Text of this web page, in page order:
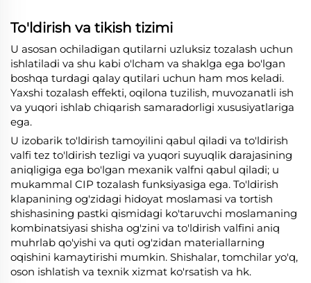
To'ldirish va tikish tizimi
U asosan ochiladigan qutilarni uzluksiz tozalash uchun
ishlatiladi va shu kabi o'lcham va shaklga ega bo'lgan
boshqa turdagi qalay qutilari uchun ham mos keladi.
Yaxshi tozalash effekti, oqilona tuzilish, muvozanatli ish
va yuqori ishlab chiqarish samaradorligi xususiyatlariga
ega.
U izobarik to'ldirish tamoyilini qabul qiladi va to'ldirish
valfi tez to'ldirish tezligi va yuqori suyuqlik darajasining
aniqligiga ega bo'lgan mexanik valfni qabul qiladi; u
mukammal CIP tozalash funksiyasiga ega. To'ldirish
klapanining og'zidagi hidoyat moslamasi va tortish
shishasining pastki qismidagi ko'taruvchi moslamaning
kombinatsiyasi shisha og'zini va to'ldirish valfini aniq
muhrlab qo'yishi va quti og'zidan materiallarning
oqishini kamaytirishi mumkin. Shishalar, tomchilar yo'q,
oson ishlatish va texnik xizmat ko'rsatish va hk.